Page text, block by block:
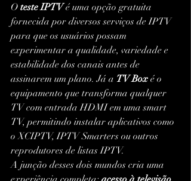
O teste IPTV é uma opção gratuita
fornecida por diversos serviços de IPTV
para que os usuários possam
experimentar a qualidade, variedade e
estabilidade dos canais antes de
assinarem um plano. Já a TV Box é o
equipamento que transforma qualquer
TV com entrada HDMI em uma smart
TV, permitindo instalar aplicativos como
o XCIPTV, IPTV Smarters ou outros
reprodutores de listas IPTV.
A junção desses dois mundos cria uma